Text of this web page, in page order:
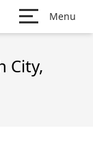
Menu
City,